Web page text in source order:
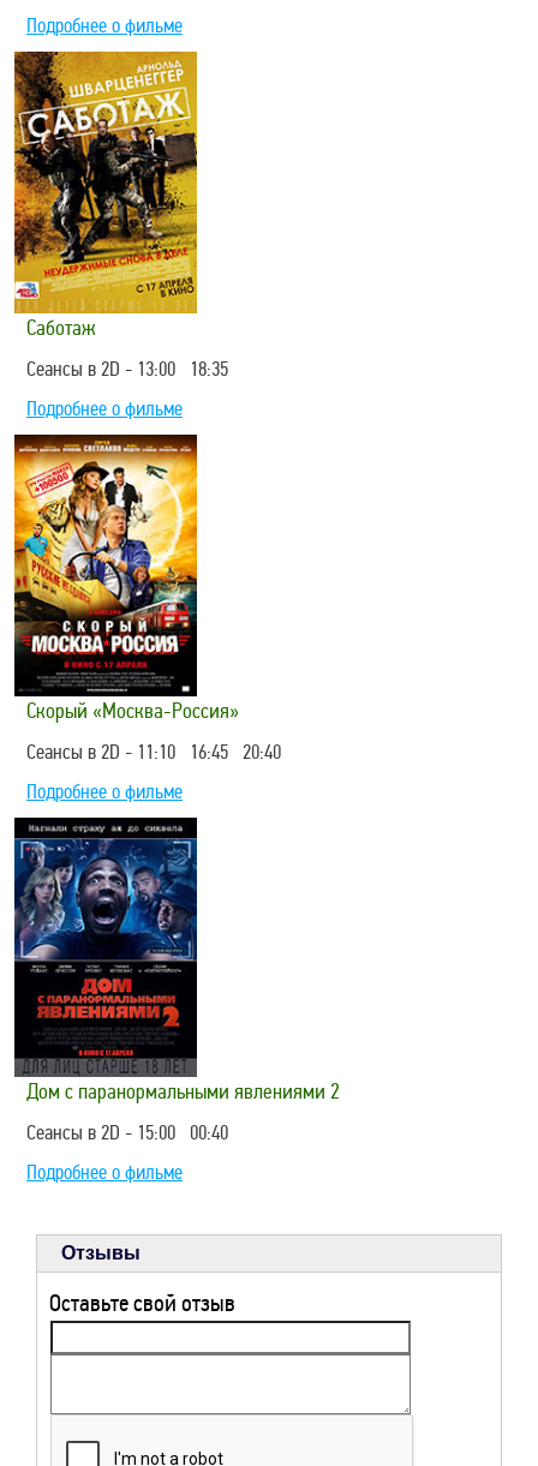
Подробнее о фильме
Саботаж
Сеансы в 2D - 13:00 18:35
Подробнее о фильме
Скорый «Москва-Россия»
Сеансы в 2D - 11:10 16:45 20:40
Подробнее о фильме
Дом с паранормальными явлениями 2
Сеансы в 2D - 15:00 00:40
Подробнее о фильме
Отзывы
Оставьте свой отзыв